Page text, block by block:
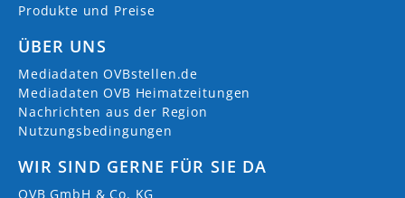
Produkte und Preise
ÜBER UNS
Mediadaten OVBstellen.de
Mediadaten OVB Heimatzeitungen
Nachrichten aus der Region
Nutzungsbedingungen
WIR SIND GERNE FÜR SIE DA
OVB GmbH & Co. KG